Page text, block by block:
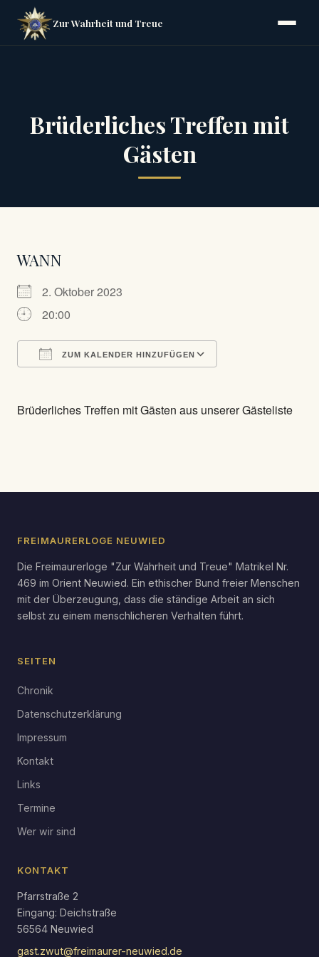
Zur Wahrheit und Treue
Brüderliches Treffen mit
Gästen
WANN
2. Oktober 2023
20:00
ZUM KALENDER HINZUFÜGEN
Brüderliches Treffen mit Gästen aus unserer Gästeliste
FREIMAURERLOGE NEUWIED
Die Freimaurerloge "Zur Wahrheit und Treue" Matrikel Nr.
469 im Orient Neuwied. Ein ethischer Bund freier Menschen
mit der Überzeugung, dass die ständige Arbeit an sich
selbst zu einem menschlicheren Verhalten führt.
SEITEN
Chronik
Datenschutzerklärung
Impressum
Kontakt
Links
Termine
Wer wir sind
KONTAKT
Pfarrstraße 2
Eingang: Deichstraße
56564 Neuwied
gast.zwut@freimaurer-neuwied.de